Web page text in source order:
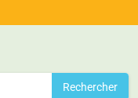
Rechercher